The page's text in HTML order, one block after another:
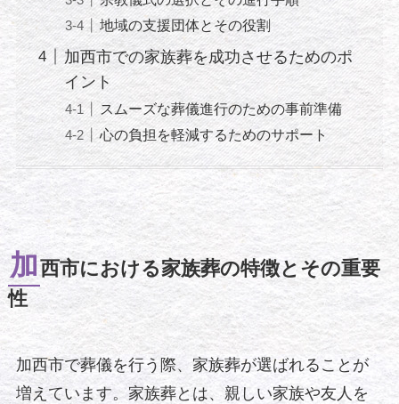
地域の支援団体とその役割
加西市での家族葬を成功させるためのポ
イント
スムーズな葬儀進行のための事前準備
心の負担を軽減するためのサポート
加西市における家族葬の特徴とその重要
性
加西市で葬儀を行う際、家族葬が選ばれることが
増えています。家族葬とは、親しい家族や友人を